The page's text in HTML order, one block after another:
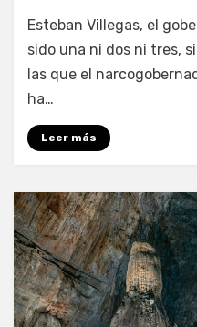
por Fernando Miranda
Esteban Villegas, el
sido una ni dos ni tres,
las que el
ha…
Leer más